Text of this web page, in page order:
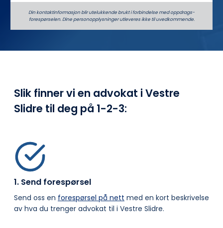
Din kontaktinformasjon blir utelukkende brukt i forbindelse med oppdrags­
forespørselen. Dine person­­opplysninger utleveres ikke til uvedkommende.
Slik finner vi en advokat i Vestre
Slidre til deg på 1-2-3:
1. Send forespørsel
Send oss en forespørsel på nett med en kort beskrivelse
av hva du trenger advokat til i Vestre Slidre.